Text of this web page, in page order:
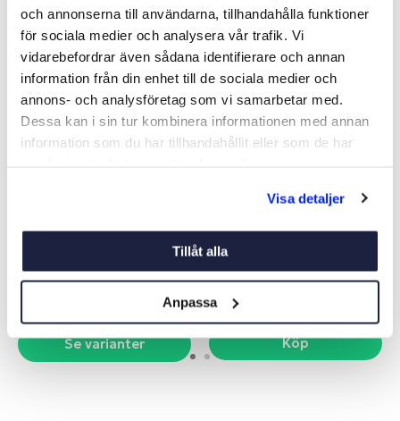
och annonserna till användarna, tillhandahålla funktioner
för sociala medier och analysera vår trafik. Vi
vidarebefordrar även sådana identifierare och annan
information från din enhet till de sociala medier och
annons- och analysföretag som vi samarbetar med.
Dessa kan i sin tur kombinera informationen med annan
information som du har tillhandahållit eller som de har
Visa detaljer
Tillåt alla
Anpassa
Art nr: V13818
Se varianter
GOBIUS 4
Art nr: 04438
Nettopris
Köp